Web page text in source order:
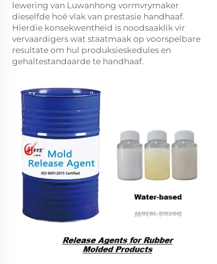
lewering van Luwanhong vormvrymaker
dieselfde hoë vlak van prestasie handhaaf.
Hierdie konsekwentheid is noodsaaklik vir
vervaardigers wat staatmaak op voorspelbare
resultate om hul produksieskedules en
gehaltestandaarde te handhaaf.